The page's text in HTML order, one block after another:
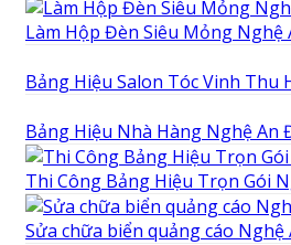
Làm Hộp Đèn Siêu Mỏng Nghệ
Bảng Hiệu Salon Tóc Vinh Thu
Bảng Hiệu Nhà Hàng Nghệ An
Thi Công Bảng Hiệu Trọn Gói
Sửa chữa biển quảng cáo Nghệ